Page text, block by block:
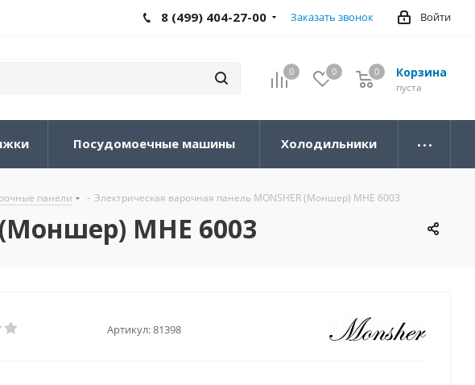
Войти
8 (499) 404-27-00 Заказать звонок
0 0 Корзина
0
пуста
0
Посудомоечные машины Холодильники
панели - Электрическая варочная панель MONSHER (Моншер) MHE 6003
MHE 6003
Артикул:81398